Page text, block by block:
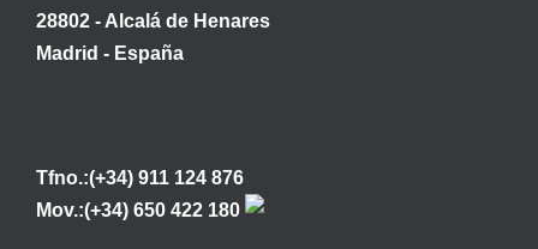
28802 - Alcalá de Henares
Madrid - España
Tfno.:(+34) 911 124 876
Mov.:(+34) 650 422 180